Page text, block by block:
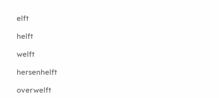
elft
helft
welft
hersenhelft
overwelft